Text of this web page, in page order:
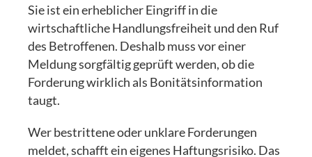
Sie ist ein erheblicher Eingriff in die
wirtschaftliche Handlungsfreiheit und den Ruf
des Betroffenen. Deshalb muss vor einer
Meldung sorgfältig geprüft werden, ob die
Forderung wirklich als Bonitätsinformation
taugt.
Wer bestrittene oder unklare Forderungen
meldet, schafft ein eigenes Haftungsrisiko. Das